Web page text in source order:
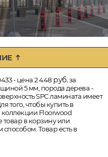
- цена 2 448руб.за
5 мм, порода дерева -
SPC ламината имеет
того, чтобы купить в
коллекции Floorwood
в корзину или
Товар есть в